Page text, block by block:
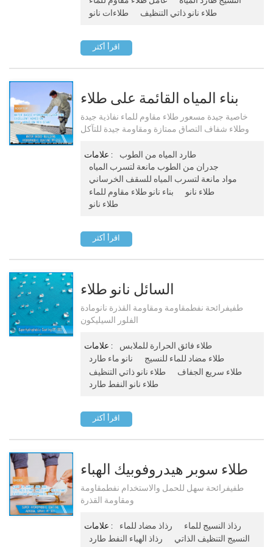
طلاءات نانو
طلاء نانو ذاتي التنظيف
اقرأ أكثر
بناء المياه القائمة على طلاء
مسعور Pf-212
خاصية جيدة مسعور طلاء مقاوم للماء نفاذية جيدة
وطلاء شفاف التصاق ممتازة ومقاومة جيدة للتآكل
من منتجات البناء وغيرها
علامات :
طارد المياه من الطوب
جدران من الطوب مانعة لتسرب المياه
مواد مانعة لتسرب المياه للسقف الخرساني
بناء نانو طلاء مقاوم للماء
طلاء نانو
طلاء نانو
اقرأ أكثر
السائل نانو طلاء
Superhydrophobic Pf-300
طفيفرائحة نفطمقاومة ومقاومة القذرة نانومادة
الفلور السيليكون
علامات :
طلاء فائق الحرارة للملابس
نانو ماء طارد
طلاء مضاد للماء للنسيج
طلاء نانو ذاتي التنظيف
طلاء سريع الجفاف
طلاء نانو النفط طارد
اقرأ أكثر
طلاء سوبر هيدروفوبيك الهباء
الجوي Pf-301
طفيفرائحة سهل للحمل والاستخدام نفطمقاومة
ومقاومة القذرة
علامات : رذاذ مضاد للماء
رذاذ النسيج للماء
رذاذ الهباء النفط طارد
النسيج التنظيف الذاتي